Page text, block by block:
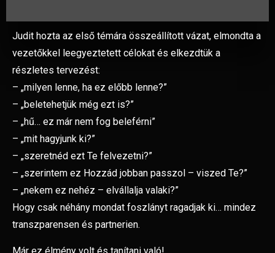
Judit hozta az első témára összeállított vázat, elmondta a
vezetőkkel leegyeztetett célokat és elkezdtük a
részletes tervezést:
– „milyen lenne, ha ez előbb lenne?”
– „beletehetjük még ezt is?”
– „hű… ez már nem fog beleférni”
– „mit hagyjunk ki?”
– „szeretnéd ezt Te felvezetni?”
– „szerintem ez Hozzád jobban passzol – viszed Te?”
– „nekem ez nehéz – elvállalja valaki?”
Hogy csak néhány mondat foszlányt ragadjak ki… mindez
transzparensen és partnerien.
Már ez élmény volt és tanítani való!